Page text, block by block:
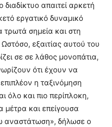
απαιτεί αρκετή
εργατικό δυναμικό
σημεία και στη
εξαιτίας αυτού του
σε σε λάθος μονοπάτια,
ότι έχουν να
η ταξινόμηση
όλο και πιο περίπλοκη,
μέτρα και επείγουσα
αναστάτωση», δήλωσε ο